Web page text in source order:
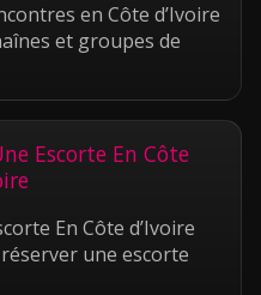
en Côte d’Ivoire
et groupes de
Escorte En Côte
En Côte d’Ivoire
réserver une escorte